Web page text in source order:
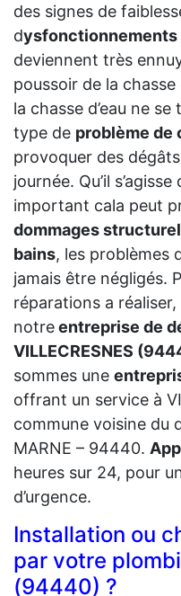
des signes de
dysfonctionnements
deviennent très
poussoir de la
la chasse d’eau ne
type de problème de
provoquer des
journée. Qu’il
important cala peut
dommages
bains, les problèmes
jamais être négligés.
réparations a
notreentreprise de
VILLECRESNES
sommes une
offrant un service à
commune voisine du
MARNE – 94440.
heures sur 24, pour
d’urgence.
Installation ou
par votre
(94440) ?